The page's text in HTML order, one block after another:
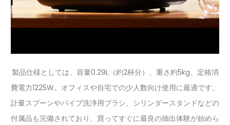
製品仕様としては、容量0.29L（約2杯分）、重さ約5kg、定格消
費電力1225W。オフィスや自宅での少人数向け使用に最適です。
計量スプーンやパイプ洗浄用ブラシ、シリンダースタンドなどの
付属品も完備されており、買ってすぐに最良の抽出体験が始めら